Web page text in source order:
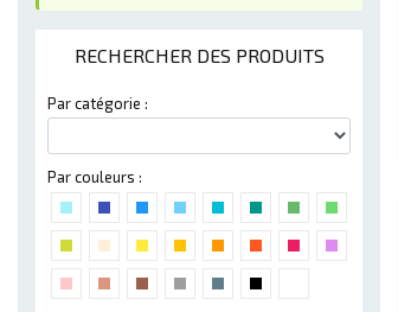
RECHERCHER DES PRODUITS
Par catégorie :
Par couleurs :